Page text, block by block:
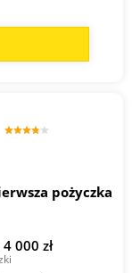
pożyczka
000 zł